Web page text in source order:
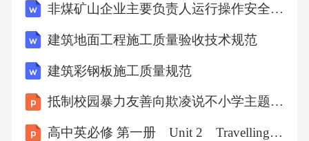
保护肾功能疑难病例四：青年心肌梗死病因探
寻32岁患者年龄0传统危险因素4h胸痛时长病因
排查流程血管型Ehlers-Danlos综合征罕见的遗传
2岁，突发胸痛4小时，心电图示急性下壁心肌
梗死，无传统心血管危险因素诊疗难点青年心
非煤矿山企业主要负责人运行操作安全操作规程
建筑地面工程施工质量验收技术规范
建筑彩钢板施工质量规范
抵制校园暴力友善向欺凌说不小学主题班会课件
高中英必修 第一册 Unit 2 Travelling Around